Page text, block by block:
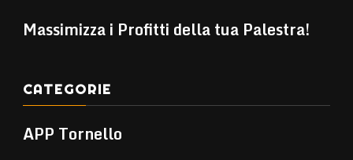
Massimizza i Profitti della tua Palestra!
CATEGORIE
APP Tornello